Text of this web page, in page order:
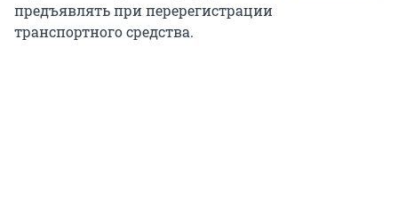
предъявлять при перерегистрации
транспортного средства.